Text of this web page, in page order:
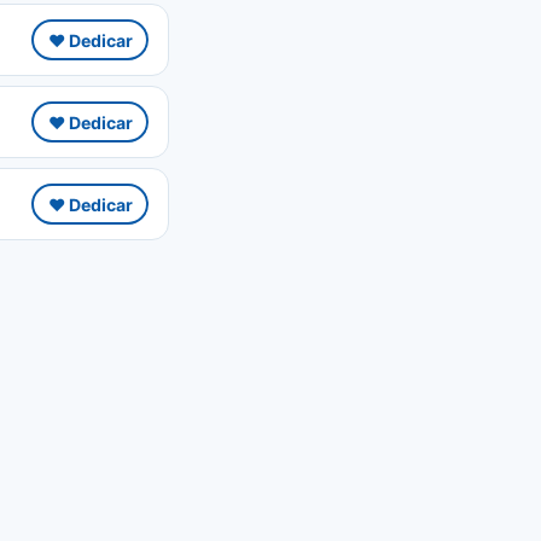
❤️ Dedicar
❤️ Dedicar
❤️ Dedicar